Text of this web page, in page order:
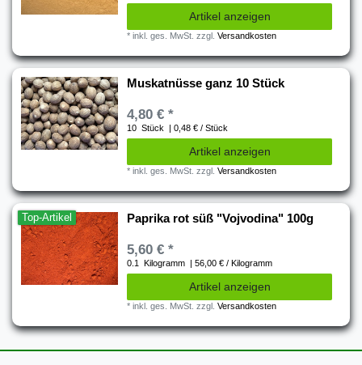
Artikel anzeigen
*inkl. ges. MwSt. zzgl.Versandkosten
Muskatnüsse ganz 10 Stück
4,80 € *
10 Stück | 0,48 € / Stück
Artikel anzeigen
*inkl. ges. MwSt. zzgl.Versandkosten
Top-Artikel Paprika rot süß "Vojvodina" 100g
5,60 € *
0.1 Kilogramm | 56,00 € / Kilogramm
Artikel anzeigen
*inkl. ges. MwSt. zzgl.Versandkosten